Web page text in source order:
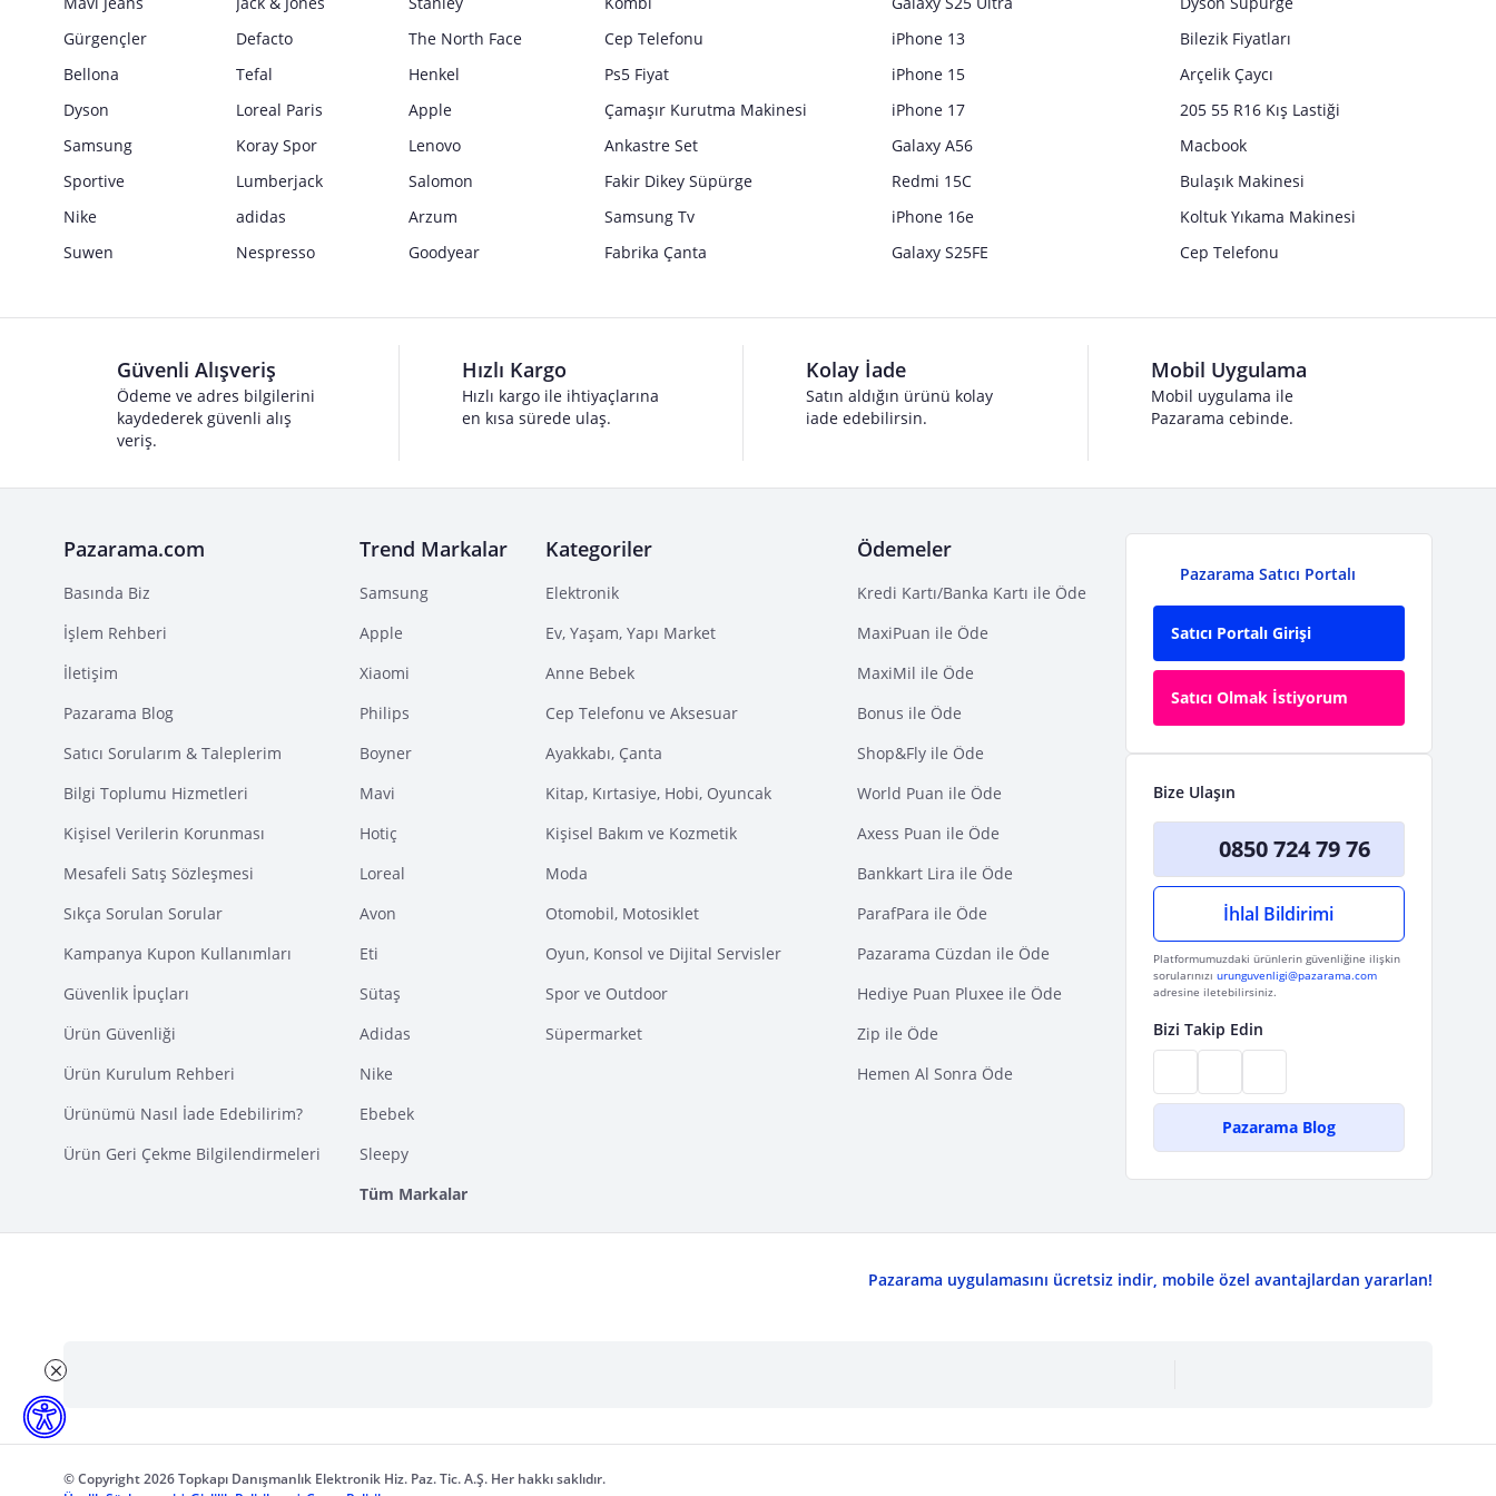
Gürgençler
Defacto
The North Face
Bellona
Tefal
Henkel
Dyson
Loreal Paris
Apple
Samsung
Koray Spor
Lenovo
Sportive
Lumberjack
Salomon
Nike
adidas
Arzum
Suwen
Nespresso Goodyear
Cep Telefonu
Ps5 Fiyat
Çamaşır Kurutma Makinesi
Ankastre Set
Fakir Dikey Süpürge
Samsung Tv
Fabrika Çanta
iPhone 13
iPhone 15
iPhone 17
Galaxy A56
Redmi 15C
iPhone 16e
Galaxy S25FE
Bilezik Fiyatları
Arçelik Çaycı
205 55 R16 Kış Lastiği
Macbook
Bulaşık Makinesi
Koltuk Yıkama Makinesi
Cep Telefonu
Güvenli Alışveriş
Ödeme ve adres bilgilerini
kaydederek güvenli alış
veriş.
Hızlı Kargo
Hızlı kargo ile ihtiyaçlarına
en kısa sürede ulaş.
Kolay İade
Satın aldığın ürünü kolay
iade edebilirsin.
Mobil Uygulama
Mobil uygulama ile
Pazarama cebinde.
Pazarama.com
Basında Biz
İşlem Rehberi
İletişim
Pazarama Blog
Satıcı Sorularım & Taleplerim
Bilgi Toplumu Hizmetleri
Kişisel Verilerin Korunması
Mesafeli Satış Sözleşmesi
Sıkça Sorulan Sorular
Kampanya Kupon Kullanımları
Güvenlik İpuçları
Ürün Güvenliği
Ürün Kurulum Rehberi
Ürünümü Nasıl İade Edebilirim?
Ürün Geri Çekme Bilgilendirmeleri
Trend Markalar
Samsung
Apple
Xiaomi
Philips
Boyner
Mavi
Hotiç
Loreal
Avon
Eti
Sütaş
Adidas
Nike
Ebebek
Sleepy
Tüm Markalar
Kategoriler
Elektronik
Ev, Yaşam, Yapı Market
Anne Bebek
Cep Telefonu ve Aksesuar
Ayakkabı, Çanta
Kitap, Kırtasiye, Hobi, Oyuncak
Kişisel Bakım ve Kozmetik
Moda
Otomobil, Motosiklet
Oyun, Konsol ve Dijital Servisler
Spor ve Outdoor
Süpermarket
Ödemeler
Kredi Kartı/Banka Kartı ile Öde
MaxiPuan ile Öde
MaxiMil ile Öde
Bonus ile Öde
Shop&Fly ile Öde
World Puan ile Öde
Axess Puan ile Öde
Bankkart Lira ile Öde
ParafPara ile Öde
Pazarama Cüzdan ile Öde
Hediye Puan Pluxee ile Öde
Zip ile Öde
Hemen Al Sonra Öde
Pazarama Satıcı Portalı
Satıcı Portalı Girişi
Satıcı Olmak İstiyorum
Bize Ulaşın
0850 724 79 76
İhlal Bildirimi
Platformumuzdaki ürünlerin güvenliğine ilişkin
sorularınızı urunguvenligi@pazarama.com
adresine iletebilirsiniz.
Bizi Takip Edin
Pazarama Blog
Pazarama uygulamasını ücretsiz indir, mobile özel avantajlardan yararlan!
© Copyright 2026 Topkapı Danışmanlık Elektronik Hiz. Paz. Tic. A.Ş. Her hakkı saklıdır.